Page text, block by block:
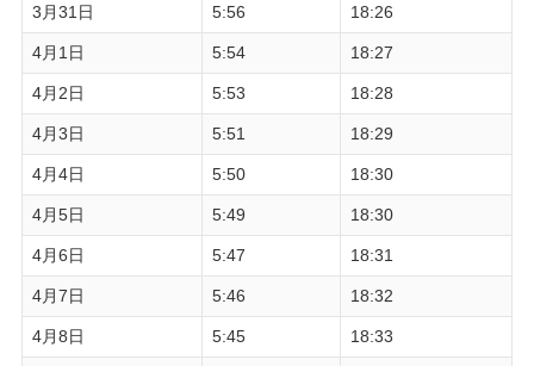
3月31日 5:56 18:26
4月1日 5:54 18:27
4月2日 5:53 18:28
4月3日 5:51 18:29
4月4日 5:50 18:30
4月5日 5:49 18:30
4月6日 5:47 18:31
4月7日 5:46 18:32
4月8日 5:45 18:33